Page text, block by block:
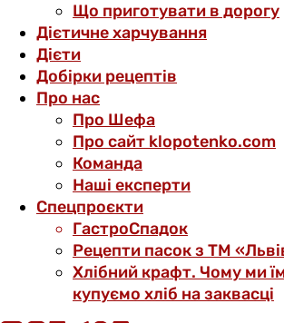
Що приготувати в дорогу
Дієтичне харчування
Дієти
Добірки рецептів
Про нас
Про Шефа
Про сайт klopotenko.com
Команда
Наші експерти
Спецпроєкти
ГастроСпадок
Рецепти пасок з ТМ
Хлібний крафт. Чому ми
купуємо хліб на заквасці